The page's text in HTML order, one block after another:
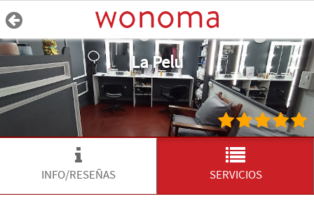
La Pelu
INFO/RESEÑAS SERVICIOS